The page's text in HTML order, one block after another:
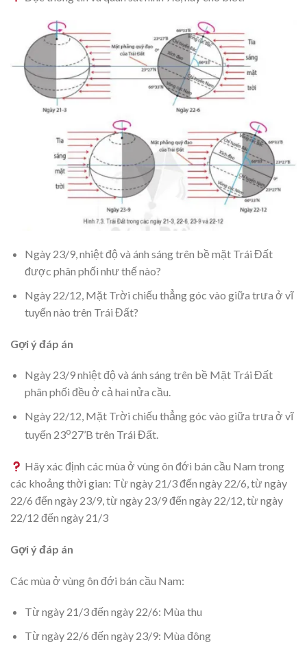
Ngày 23/9, nhiệt độ và ánh sáng trên bề mặt Trái Đất
được phân phối như thế nào?
Ngày 22/12, Mặt Trời chiếu thẳng góc vào giữa trưa ở vĩ
tuyến nào trên Trái Đất?
Gợi ý đáp án
Ngày 23/9 nhiệt độ và ánh sáng trên bề Mặt Trái Đất
phân phối đều ở cả hai nửa cầu.
Ngày 22/12, Mặt Trời chiếu thẳng góc vào giữa trưa ở vĩ
tuyến 23o27’B trên Trái Đất.
Hãy xác định các mùa ở vùng ôn đới bán cầu Nam trong
các khoảng thời gian: Từ ngày 21/3 đến ngày 22/6, từ ngày
22/6 đến ngày 23/9, từ ngày 23/9 đến ngày 22/12, từ ngày
22/12 đến ngày 21/3
Gợi ý đáp án
Các mùa ở vùng ôn đới bán cầu Nam:
Từ ngày 21/3 đến ngày 22/6: Mùa thu
Từ ngày 22/6 đến ngày 23/9: Mùa đông